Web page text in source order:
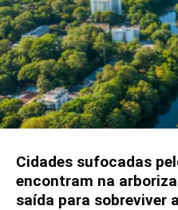
Cidades sufocadas
encontram na
saída para sobreviver